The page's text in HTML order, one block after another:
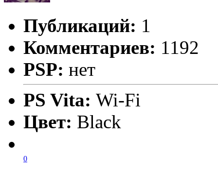
Публикаций: 1
Комментариев: 1192
PSP: нет
PS Vita: Wi-Fi
Цвет: Black
0